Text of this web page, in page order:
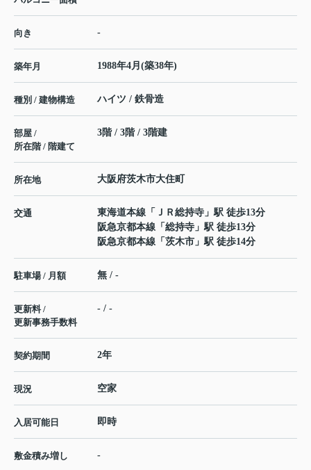
向き -
築年月 1988年4月(築38年)
種別 / 建物構造 ハイツ / 鉄骨造
部屋 /
所在階 / 階建て
3階 / 3階 / 3階建
所在地 大阪府茨木市大住町
交通 東海道本線 「 ＪＲ総持寺 」駅 徒歩13分
阪急京都本線 「 総持寺 」駅 徒歩13分
阪急京都本線 「 茨木市 」駅 徒歩14分
駐車場 / 月額 無 / -
更新料 /
更新事務手数料
- / -
契約期間 2年
現況 空家
入居可能日 即時
敷金積み増し -